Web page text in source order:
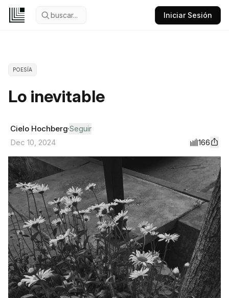
buscar... Iniciar Sesión
POESÍA
Lo inevitable
Cielo Hochberg Seguir
Dec 10, 2024
166